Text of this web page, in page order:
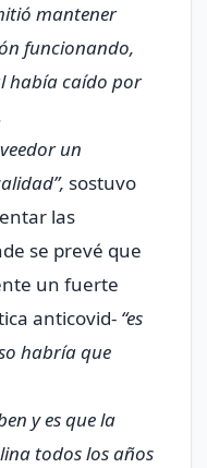
mantener
funcionando,
había caído por
un
, sostuvo
las
se prevé que
un fuerte
anticovid- “es
habría que
y es que la
todos los años